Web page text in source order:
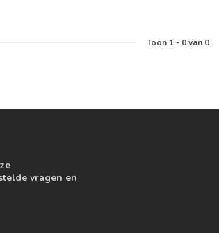
Toon 1- 0van 0
vragen en